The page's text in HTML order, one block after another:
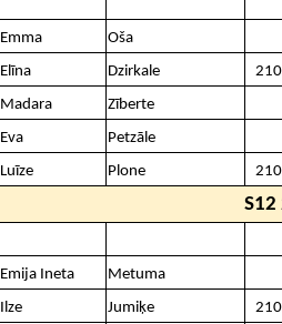
Emma
Oša
Elīna
Dzirkale
Madara
Zīberte
Eva
Petzāle
Luīze
Plone
S12
Emija Ineta
Metuma
Ilze
Jumiķe